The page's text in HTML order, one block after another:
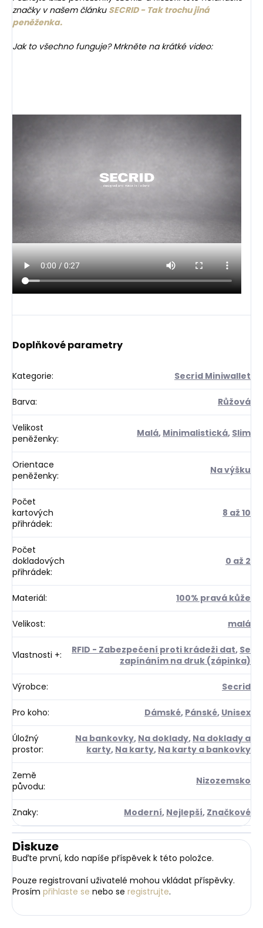
značky v našem článku SECRID - Tak trochu jiná
peněženka.
Jak to všechno funguje? Mrkněte na krátké video:
Doplňkové parametry
Kategorie: Secrid Miniwallet
Barva: Růžová
Velikost
peněženky: Malá, Minimalistická, Slim
Orientace
peněženky: Na výšku
Počet
kartových
přihrádek:
8 až 10
Počet
dokladových
přihrádek:
0 až 2
Materiál: 100% pravá kůže
Velikost: malá
Vlastnosti +: RFID - Zabezpečení proti krádeži dat, Se
zapínáním na druk (zápinka)
Výrobce: Secrid
Pro koho: Dámské, Pánské, Unisex
Úložný
prostor:
Na bankovky, Na doklady, Na doklady a
karty, Na karty, Na karty a bankovky
Země
původu: Nizozemsko
Znaky: Moderní, Nejlepší, Značkové
Diskuze
Buďte první, kdo napíše příspěvek k této položce.
Pouze registrovaní uživatelé mohou vkládat příspěvky.
Prosím přihlaste se nebo se registrujte.